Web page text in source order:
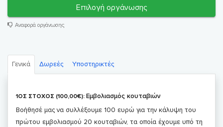
Επιλογή οργάνωσης
Αναφορά οργάνωσης
Γενικά Δωρεές Υποστηρικτές
1ΟΣ ΣΤΟΧΟΣ (100,00€): Eμβολιασμός κουταβιών
Βοήθησέ μας να συλλέξουμε 100 ευρώ για την κάλυψη του
πρώτου εμβολιασμού 20 κουταβιών, τα οποία έχουμε υπό τη